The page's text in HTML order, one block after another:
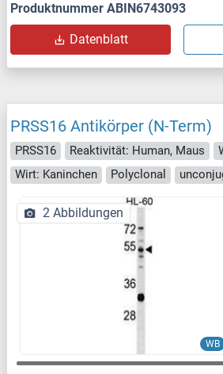
Produktnummer ABIN6743093
Datenblatt
PRSS16 Antikörper (N-Term)
PRSS16 Reaktivität: Human, Maus
Wirt: Kaninchen
Polyclonal
WB
2 Abbildungen